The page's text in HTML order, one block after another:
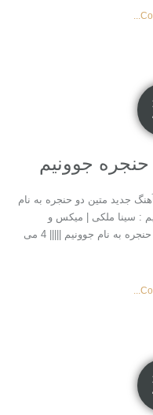
جوونیم
جدید متین دو حنجره به نام
: سینا ملکی | میکس و
مسترینگ : حسین کلاته آهنگ جدید متین دو حنجره به نام جوونیم ||||| 4 می